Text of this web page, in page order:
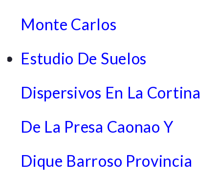
Monte Carlos
Estudio De Suelos
Dispersivos En La Cortina
De La Presa Caonao Y
Dique Barroso Provincia